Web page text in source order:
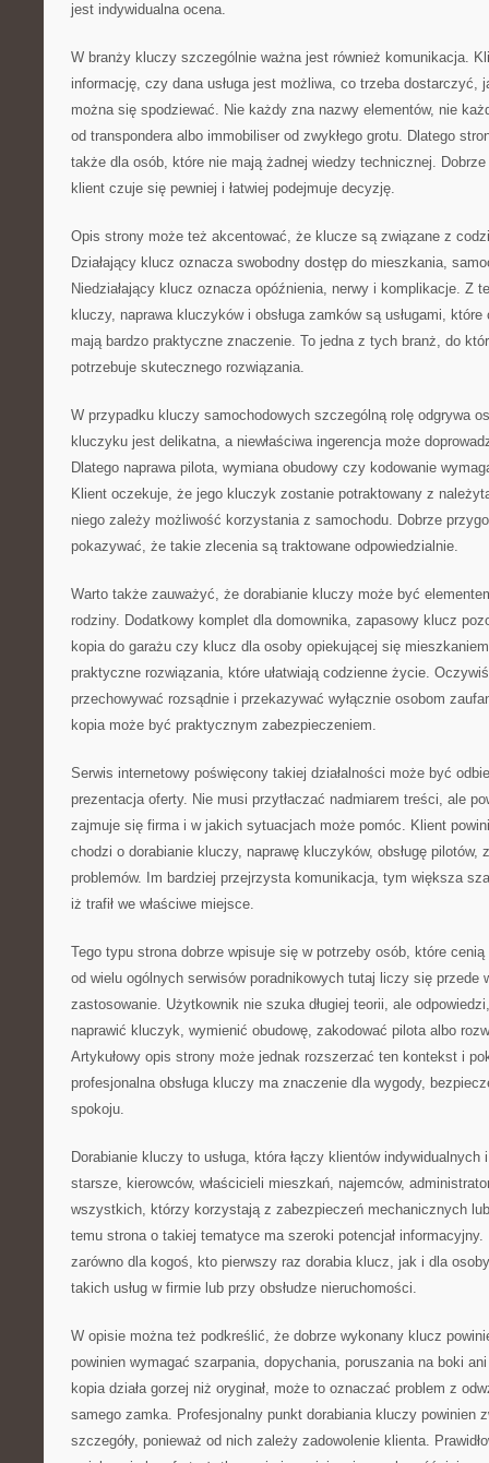
jest indywidualna ocena.
W branży kluczy szczególnie ważna jest również komunikacja.
informację, czy dana usługa jest możliwa, co trzeba dostarczyć,
można się spodziewać. Nie każdy zna nazwy elementów, nie
od transpondera albo immobiliser od zwykłego grotu. Dlatego
także dla osób, które nie mają żadnej wiedzy technicznej. Dobrze
klient czuje się pewniej i łatwiej podejmuje decyzję.
Opis strony może też akcentować, że klucze są związane z
Działający klucz oznacza swobodny dostęp do mieszkania,
Niedziałający klucz oznacza opóźnienia, nerwy i komplikacje. Z
kluczy, naprawa kluczyków i obsługa zamków są usługami,
mają bardzo praktyczne znaczenie. To jedna z tych branż, do
potrzebuje skutecznego rozwiązania.
W przypadku kluczy samochodowych szczególną rolę odgrywa
kluczyku jest delikatna, a niewłaściwa ingerencja może
Dlatego naprawa pilota, wymiana obudowy czy kodowanie
Klient oczekuje, że jego kluczyk zostanie potraktowany z
niego zależy możliwość korzystania z samochodu. Dobrze
pokazywać, że takie zlecenia są traktowane odpowiedzialnie.
Warto także zauważyć, że dorabianie kluczy może być
rodziny. Dodatkowy komplet dla domownika, zapasowy klucz
kopia do garażu czy klucz dla osoby opiekującej się
praktyczne rozwiązania, które ułatwiają codzienne życie.
przechowywać rozsądnie i przekazywać wyłącznie osobom
kopia może być praktycznym zabezpieczeniem.
Serwis internetowy poświęcony takiej działalności może być
prezentacja oferty. Nie musi przytłaczać nadmiarem treści, ale
zajmuje się firma i w jakich sytuacjach może pomóc. Klient
chodzi o dorabianie kluczy, naprawę kluczyków, obsługę pilotów,
problemów. Im bardziej przejrzysta komunikacja, tym większa
iż trafił we właściwe miejsce.
Tego typu strona dobrze wpisuje się w potrzeby osób, które
od wielu ogólnych serwisów poradnikowych tutaj liczy się przede
zastosowanie. Użytkownik nie szuka długiej teorii, ale
naprawić kluczyk, wymienić obudowę, zakodować pilota albo
Artykułowy opis strony może jednak rozszerzać ten kontekst i
profesjonalna obsługa kluczy ma znaczenie dla wygody,
spokoju.
Dorabianie kluczy to usługa, która łączy klientów indywidualnych
starsze, kierowców, właścicieli mieszkań, najemców,
wszystkich, którzy korzystają z zabezpieczeń mechanicznych
temu strona o takiej tematyce ma szeroki potencjał
zarówno dla kogoś, kto pierwszy raz dorabia klucz, jak i dla
takich usług w firmie lub przy obsłudze nieruchomości.
W opisie można też podkreślić, że dobrze wykonany klucz
powinien wymagać szarpania, dopychania, poruszania na boki
kopia działa gorzej niż oryginał, może to oznaczać problem z
samego zamka. Profesjonalny punkt dorabiania kluczy powinien
szczegóły, ponieważ od nich zależy zadowolenie klienta.